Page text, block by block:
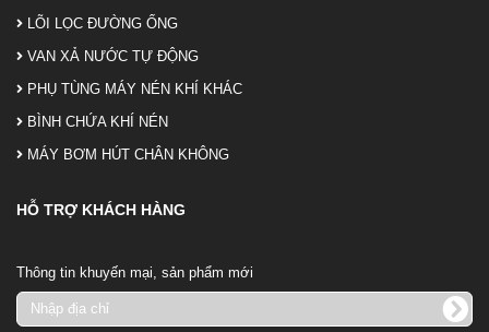
LÕI LỌC ĐƯỜNG ỐNG
VAN XẢ NƯỚC TỰ ĐỘNG
PHỤ TÙNG MÁY NÉN KHÍ KHÁC
BÌNH CHỨA KHÍ NÉN
MÁY BƠM HÚT CHÂN KHÔNG
HỖ TRỢ KHÁCH HÀNG
Thông tin khuyến mại, sản phẩm mới